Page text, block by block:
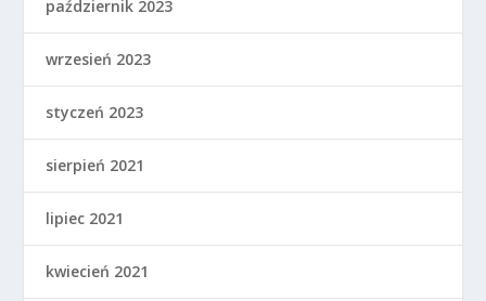
październik 2023
wrzesień 2023
styczeń 2023
sierpień 2021
lipiec 2021
kwiecień 2021